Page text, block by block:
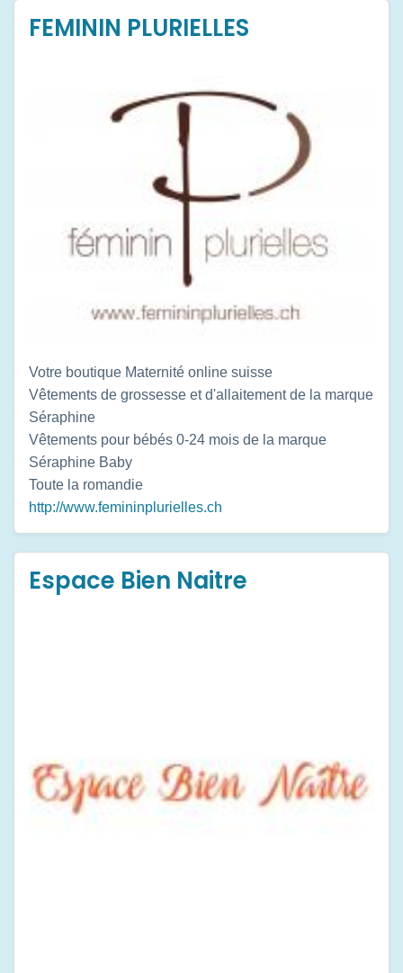
FEMININ PLURIELLES
Votre boutique Maternité online suisse
Vêtements de grossesse et d'allaitement de la marque
Séraphine
Vêtements pour bébés 0-24 mois de la marque
Séraphine Baby
Toute la romandie
http://www.femininplurielles.ch
Espace Bien Naitre